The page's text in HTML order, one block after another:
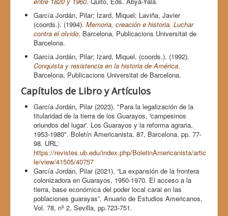
García Jordán, Pilar; Izard, Miquel; Laviña, Javier
(coords.). (1994). Memoria, creación e historia. Luchar
contra el olvido. Barcelona, Publicacions Universitat de
Barcelona.
García Jordán, Pilar; Izard, Miquel. (coords.). (1992).
Conquista y resistencia en la historia de América.
Barcelona, Publicacions Universitat de Barcelona.
Capítulos de Libro y Artículos
García Jordán, Pilar (2023). "Para la legalización de la
titularidad de la tierra de los Guarayos, 'campesinos
oriundos del lugar'. Los Guarayos y la reforma agraria,
1953-1980". Boletín Americanista, 87, Barcelona. pp. 77-
98. URL:
https://revistes.ub.edu/index.php/BoletinAmericanista/artic
le/view/41505/40757
García Jordán, Pilar (2021). “La expansión de la frontera
colonizadora en Guarayos, 1950-1970. El acceso a la
tierra, base económica del poder local carai en las
poblaciones guarayas”. Anuario de Estudios Americanos,
Vol. 78, nº 2, Sevilla, pp.723-751.